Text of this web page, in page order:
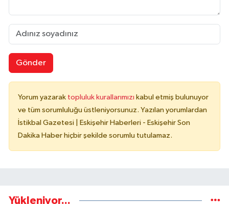
Gönder
Yorum yazarak topluluk kurallarımızı kabul etmiş bulunuyor
ve tüm sorumluluğu üstleniyorsunuz. Yazılan yorumlardan
İstikbal Gazetesi | Eskişehir Haberleri - Eskişehir Son
Dakika Haber hiçbir şekilde sorumlu tutulamaz.
Yükleniyor...